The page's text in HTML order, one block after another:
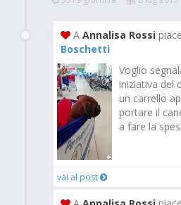
A Annalisa Rossi
Boschetti
Voglio
iniziativa del
un carrello
portare il
a fare la
vai al post